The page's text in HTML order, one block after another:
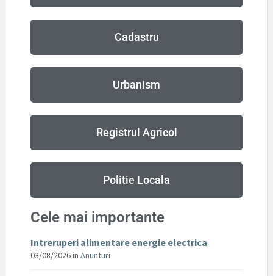
Cadastru
Urbanism
Registrul Agricol
Politie Locala
Cele mai importante
Intreruperi alimentare energie electrica
03/08/2026in Anunturi